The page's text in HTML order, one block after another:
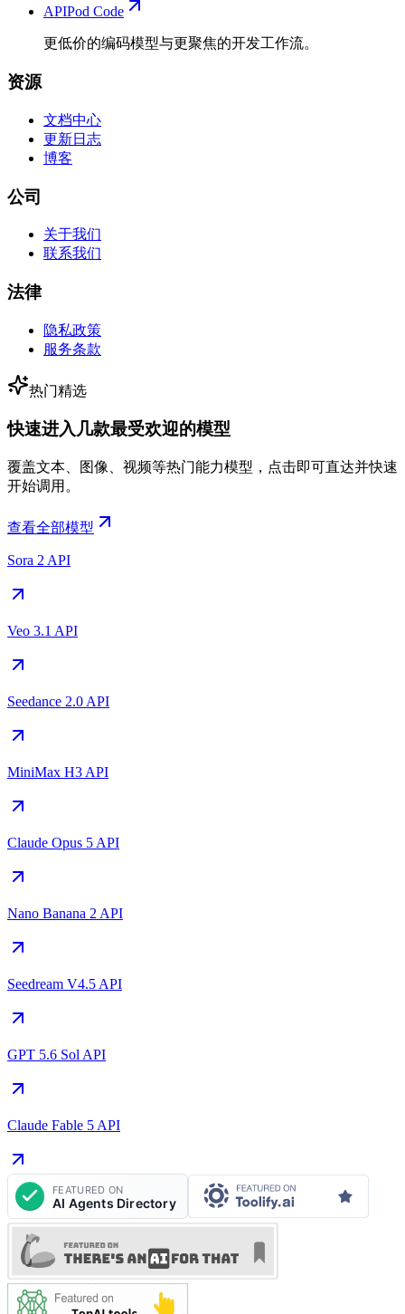
APIPod Code
更低价的编码模型与更聚焦的开发工作流。
资源
文档中心
更新日志
博客
公司
关于我们
联系我们
法律
隐私政策
服务条款
热门精选
快速进入几款最受欢迎的模型
覆盖文本、图像、视频等热门能力模型，点击即可直达并快速
开始调用。
查看全部模型
Sora 2 API
Veo 3.1 API
Seedance 2.0 API
MiniMax H3 API
Claude Opus 5 API
Nano Banana 2 API
Seedream V4.5 API
GPT 5.6 Sol API
Claude Fable 5 API